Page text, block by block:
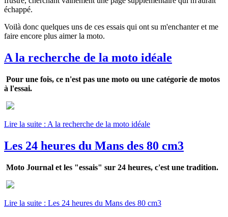
échappé.
Voilà donc quelques uns de ces essais qui ont su m'enchanter et me
faire encore plus aimer la moto.
A la recherche de la moto idéale
Pour une fois, ce n'est pas une moto ou une catégorie de motos
à l'essai.
Lire la suite : A la recherche de la moto idéale
Les 24 heures du Mans des 80 cm3
Moto Journal et les "essais" sur 24 heures, c'est une tradition.
Lire la suite : Les 24 heures du Mans des 80 cm3